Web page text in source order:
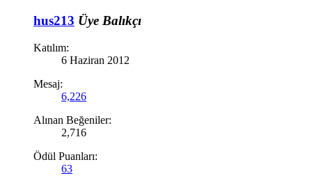
hus213 Üye Balıkçı
Katılım:
6 Haziran 2012
Mesaj:
6,226
Alınan Beğeniler:
2,716
Ödül Puanları:
63